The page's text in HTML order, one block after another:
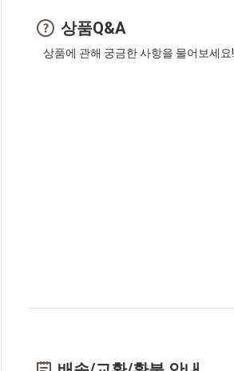
상품Q&A
상품에 관해 궁금한 사항을 물어보세요!